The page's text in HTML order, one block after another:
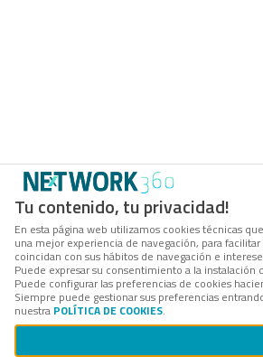
Tu contenido, tu privacidad!
En esta página web utilizamos cookies técnicas
una mejor experiencia de navegación, para
coincidan con sus hábitos de navegación e
Puede expresar su consentimiento a la instalación
Puede configurar las preferencias de cookies
Siempre puede gestionar sus preferencias
nuestra POLÍTICA DE COOKIES.